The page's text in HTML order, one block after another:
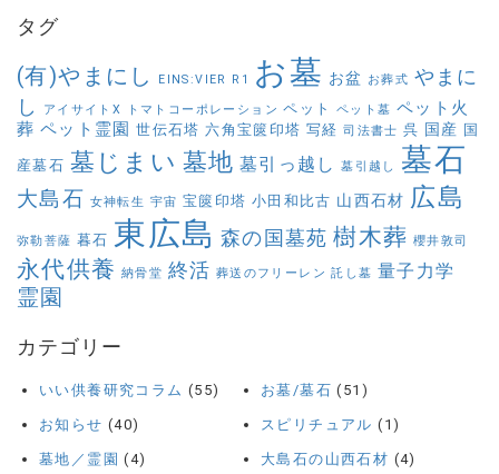
タグ
(有)やまにし EINS:VIER R1 お墓 お盆 お葬式 やまに
し
アイサイトX トマトコーポレーション ペット ペット墓 ペット火
葬 ペット霊園 世伝石塔 六角宝篋印塔 写経 司法書士 呉 国産 国
産墓石 墓じまい 墓地 墓引っ越し 墓引越し 墓石
大島石 女神転生 宇宙 宝篋印塔 小田和比古 山西石材 広島
弥勒菩薩 暮石 東広島 森の国墓苑 樹木葬 櫻井敦司
永代供養 納骨堂 終活 葬送のフリーレン 託し墓 量子力学
霊園
カテゴリー
いい供養研究コラム (55) お墓/墓石 (51)
お知らせ (40) スピリチュアル (1)
墓地／霊園 (4) 大島石の山西石材 (4)